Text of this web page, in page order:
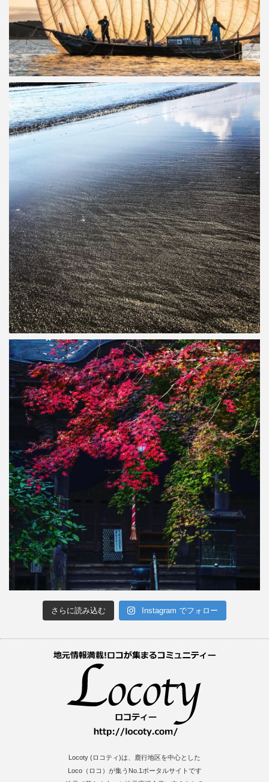
さらに読み込む Instagram でフォロー
Locoty (ロコティ)は、鹿行地区を中心とした
Loco（ロコ）が集うNo.1ポータルサイトです